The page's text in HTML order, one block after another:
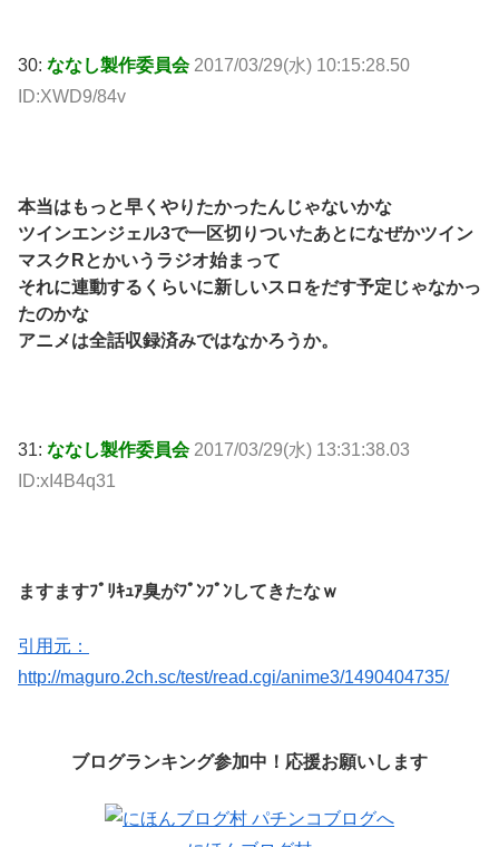
30: ななし製作委員会 2017/03/29(水) 10:15:28.50
ID:XWD9/84v
本当はもっと早くやりたかったんじゃないかな
ツインエンジェル3で一区切りついたあとになぜかツイン
マスクRとかいうラジオ始まって
それに連動するくらいに新しいスロをだす予定じゃなかっ
たのかな
アニメは全話収録済みではなかろうか。
31: ななし製作委員会 2017/03/29(水) 13:31:38.03
ID:xI4B4q31
ますますﾌﾟﾘｷｭｱ臭がﾌﾟﾝﾌﾟﾝしてきたなｗ
引用元：
http://maguro.2ch.sc/test/read.cgi/anime3/1490404735/
ブログランキング参加中！応援お願いします